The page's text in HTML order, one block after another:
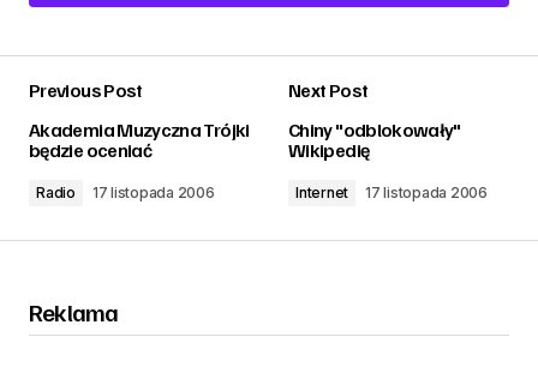
Add a comment
Previous Post
Akademia Muzyczna Trójki
będzie oceniać
Radio 17 listopada 2006
Next Post
Chiny "odblokowały"
Wikipedię
Internet 17 listopada 2006
Reklama